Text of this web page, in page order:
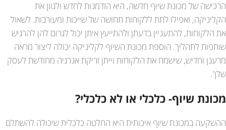
הרכישה של מכונת שיוף חדשה, היא הזדמנות לחדש ולגוון את
הקליניקה, ואפילו לתת ללקוחות תחושה של שייכות ומעורבות. לשאול
את הלקוחות, להתעניין בדעתן ולהתייעץ איתן יכול לגרום להן להרגיש
שותפות לתהליך. הוספת מכונת השיוף לקליניקה יכולה ליצור מראה
מרענן וחדיש, שישמח את הלקוחות וייתן זריקת אנרגיה מחודשת לעסק
שלך.
מכונת שיוף- כלכלי או לא כלכלי?
ההשקעה במכונת שיוף איכותית היא החלטה כלכלית שיכולה להשתלם